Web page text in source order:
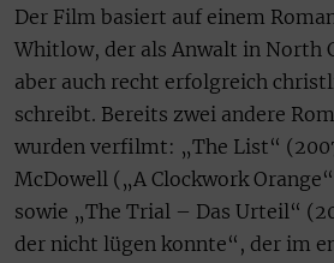
Der Film basiert auf einem
Whitlow, der als Anwalt in North
aber auch recht erfolgreich
schreibt. Bereits zwei andere
wurden verfilmt: „The List“
McDowell („A Clockwork
sowie „The Trial – Das Urteil“
der nicht lügen konnte“, der im